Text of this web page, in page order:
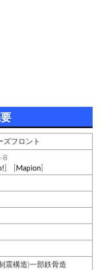
ズフロント
8
] [Mapion]
震構造)一部鉄骨造